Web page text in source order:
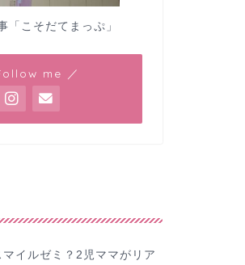
「こそだてまっぷ」
me ／
イルゼミ？2児ママがリア